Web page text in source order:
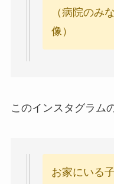
（病院のみ
像）
このインスタグラム
お家にいる